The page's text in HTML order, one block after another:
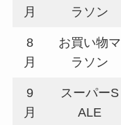
月
ラソン
8
月
お買い物マ
ラソン
9
月
スーパーS
ALE